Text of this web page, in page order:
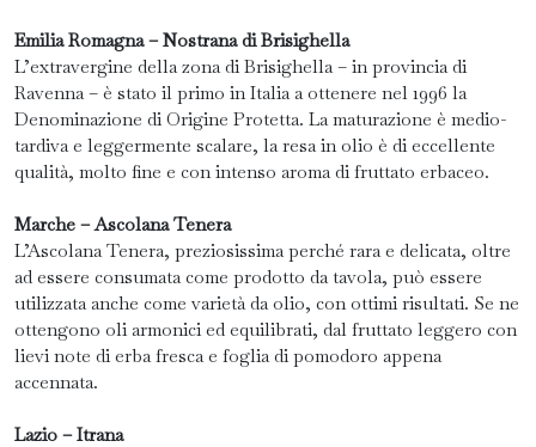
Emilia Romagna – Nostrana di Brisighella
L’extravergine della zona di Brisighella – in provincia di
Ravenna – è stato il primo in Italia a ottenere nel 1996 la
Denominazione di Origine Protetta. La maturazione è medio-
tardiva e leggermente scalare, la resa in olio è di eccellente
qualità, molto fine e con intenso aroma di fruttato erbaceo.
Marche – Ascolana Tenera
L’Ascolana Tenera, preziosissima perché rara e delicata, oltre
ad essere consumata come prodotto da tavola, può essere
utilizzata anche come varietà da olio, con ottimi risultati. Se ne
ottengono oli armonici ed equilibrati, dal fruttato leggero con
lievi note di erba fresca e foglia di pomodoro appena
accennata.
Lazio – Itrana